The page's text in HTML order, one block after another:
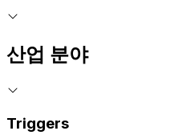
산업 분야
Triggers